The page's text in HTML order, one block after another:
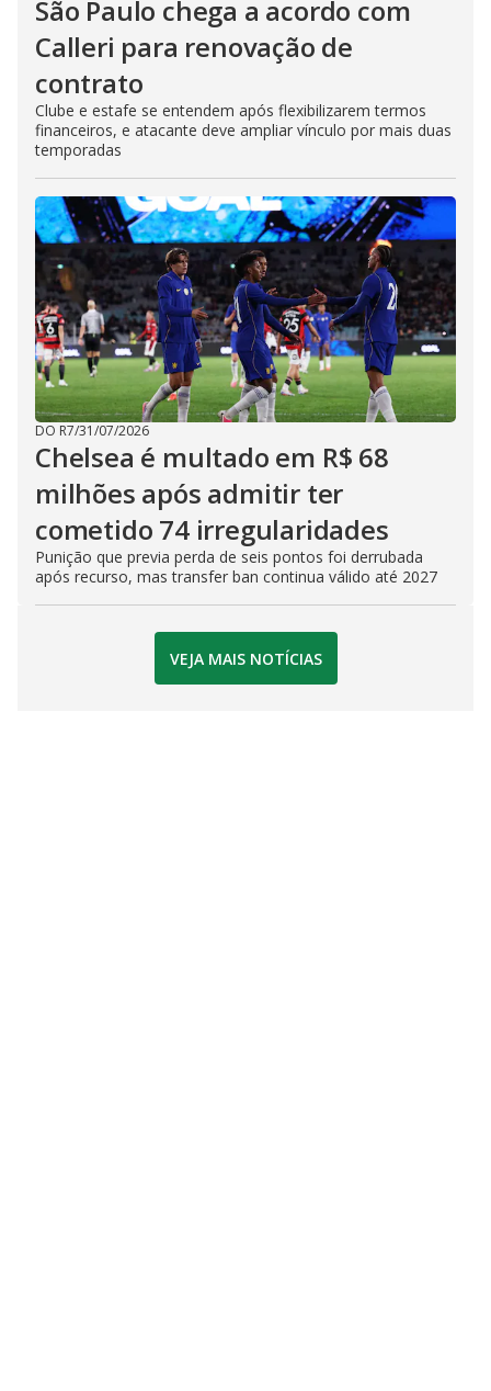
São Paulo chega a acordo com
Calleri para renovação de
contrato
Clube e estafe se entendem após flexibilizarem termos
financeiros, e atacante deve ampliar vínculo por mais duas
temporadas
DO R7/31/07/2026
Chelsea é multado em R$ 68
milhões após admitir ter
cometido 74 irregularidades
Punição que previa perda de seis pontos foi derrubada
após recurso, mas transfer ban continua válido até 2027
VEJA MAIS NOTÍCIAS